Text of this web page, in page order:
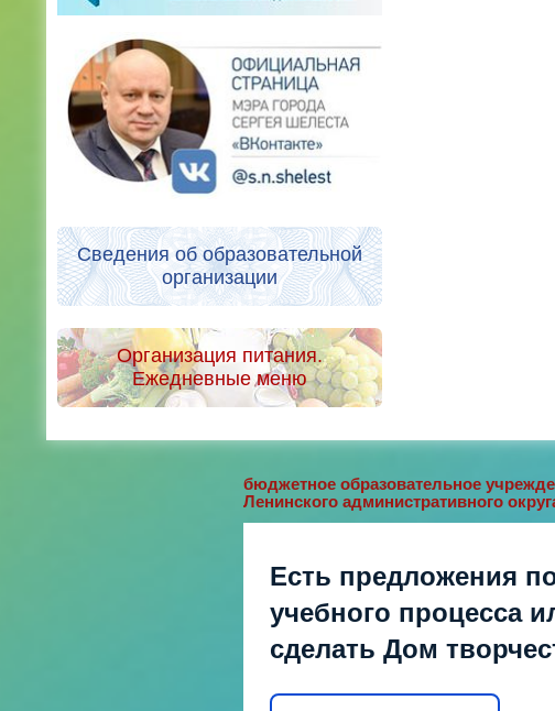
Сведения об образовательной
организации
Организация питания.
Ежедневные меню
бюджетное образовательное
Ленинского административного
Есть предложения
учебного процесса
сделать Дом